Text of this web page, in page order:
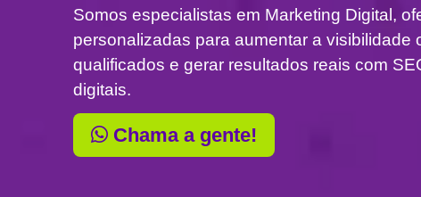
Somos especialistas em Marketing Digital,
personalizadas para aumentar a visibilidade
qualificados e gerar resultados reais com
digitais.
Chama a gente!